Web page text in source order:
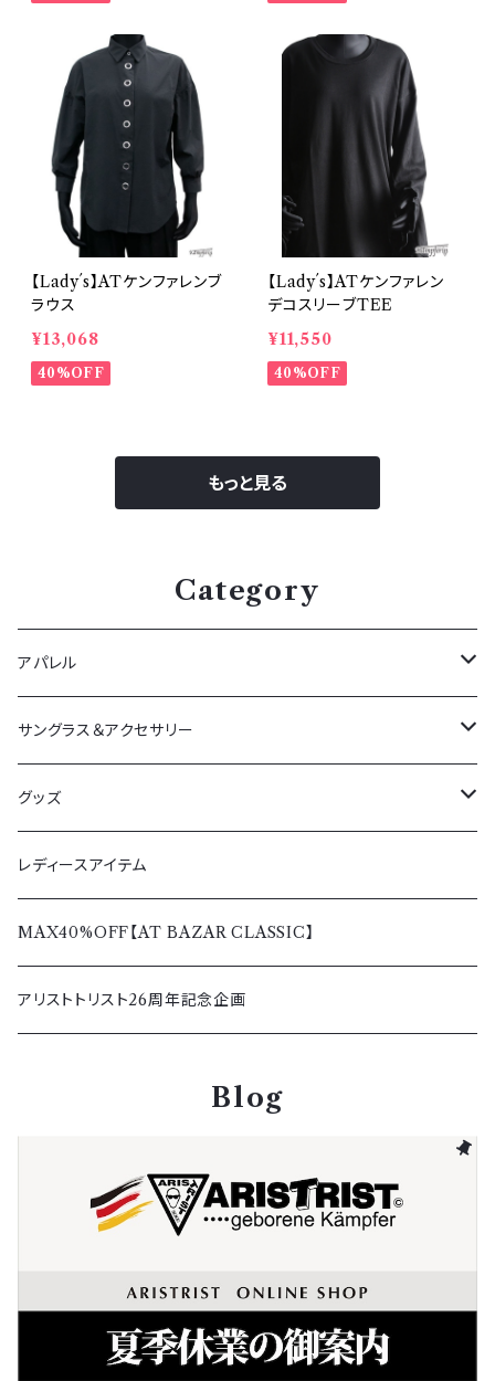
【Lady´s】ATケンファレンブ
ラウス
¥13,068
40%OFF
【Lady´s】ATケンファレン
デコスリーブTEE
¥11,550
40%OFF
もっと見る
Category
アパレル
アウター
春夏
秋冬
ボトムス
春夏
秋冬
トップス
春夏
秋冬
レディース
サングラス＆アクセサリー
サングラス
ペンダント＆リング
バッグ＆ウォレット
その他アクセサリー
グッズ
Tシャツ＆シャツ
パーカー＆トレーナー
アウター＆ボトムス
その他グッズ
レディースアイテム
MAX40%OFF【AT BAZAR CLASSIC】
アリストトリスト26周年記念企画
Blog